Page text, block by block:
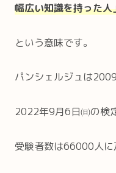
幅広い知識を持った人
という意味です。
パンシェルジュは
2022年9月6日㈰の検
受験者数は66000人に